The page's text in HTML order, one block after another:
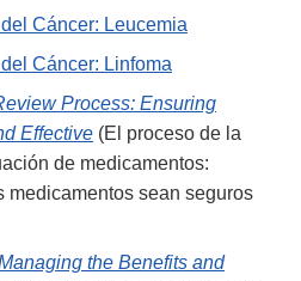
Cáncer: Leucemia
Cáncer: Linfoma
Process: Ensuring
Effective (El proceso de la
de medicamentos:
medicamentos sean seguros
the Benefits and